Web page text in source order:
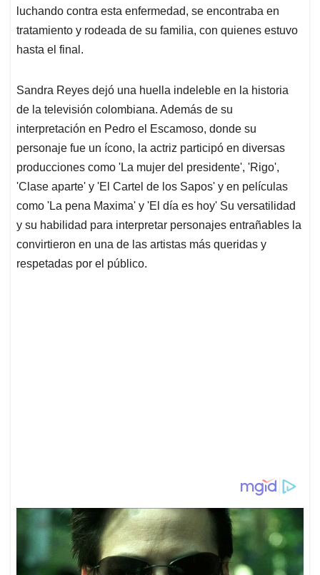
luchando contra esta enfermedad, se encontraba en
tratamiento y rodeada de su familia, con quienes estuvo
hasta el final.
Sandra Reyes dejó una huella indeleble en la historia
de la televisión colombiana. Además de su
interpretación en Pedro el Escamoso, donde su
personaje fue un ícono, la actriz participó en diversas
producciones como 'La mujer del presidente', 'Rigo',
'Clase aparte' y 'El Cartel de los Sapos' y en películas
como 'La pena Maxima' y 'El día es hoy' Su versatilidad
y su habilidad para interpretar personajes entrañables la
convirtieron en una de las artistas más queridas y
respetadas por el público.